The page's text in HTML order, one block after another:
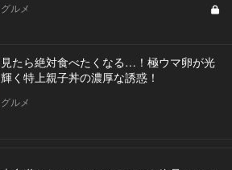
グルメ
見たら絶対食べたくなる…！極ウマ卵が光
輝く特上親子丼の濃厚な誘惑！
グルメ